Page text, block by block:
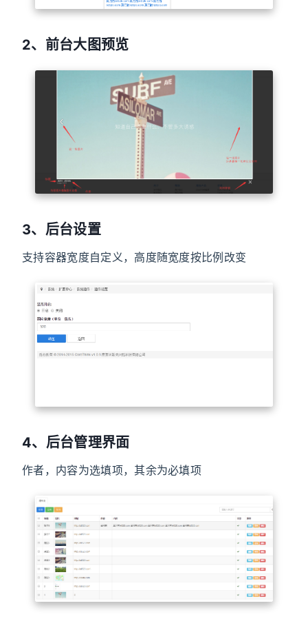
2、前台大图预览
3、后台设置
支持容器宽度自定义，高度随宽度按比例改变
4、后台管理界面
作者，内容为选填项，其余为必填项